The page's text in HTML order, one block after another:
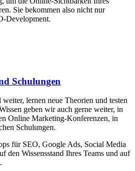
Sie bekommen also nicht nur
Development.
Schulungen
lernen neue Theorien und testen
geben wir auch gerne weiter, in
Online Marketing-Konferenzen, in
Schulungen.
für SEO, Google Ads, Social Media
den Wissensstand Ihres Teams und auf